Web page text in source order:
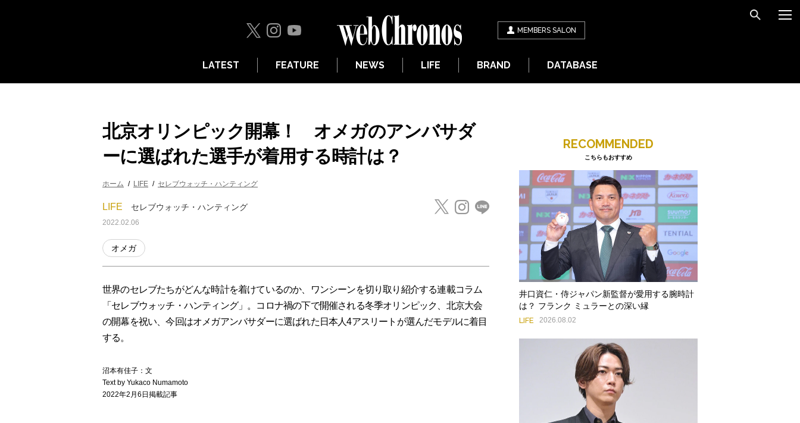
MEMBERS SALON
LATEST FEATURE NEWS LIFE BRAND DATABASE
北京オリンピック開幕！ オメガのアンバサダ
ーに選ばれた選手が着用する時計は？
ホーム LIFE セレブウォッチ・ハンティング
LIFE セレブウォッチ・ハンティング
2022.02.06
オメガ
世界のセレブたちがどんな時計を着けているのか、ワンシーンを切り取り紹介する連載コラム
「セレブウォッチ・ハンティング」。コロナ禍の下で開催される冬季オリンピック、北京大会
の開幕を祝い、今回はオメガアンバサダーに選ばれた日本人4アスリートが選んだモデルに着目
する。
沼本有佳子：文
Text by Yukaco Numamoto
2022年2月6日掲載記事
RECOMMENDED
こちらもおすすめ
井口資仁・侍ジャパン新監督が愛用する腕時計
は？ フランク ミュラーとの深い縁
LIFE 2026.08.02